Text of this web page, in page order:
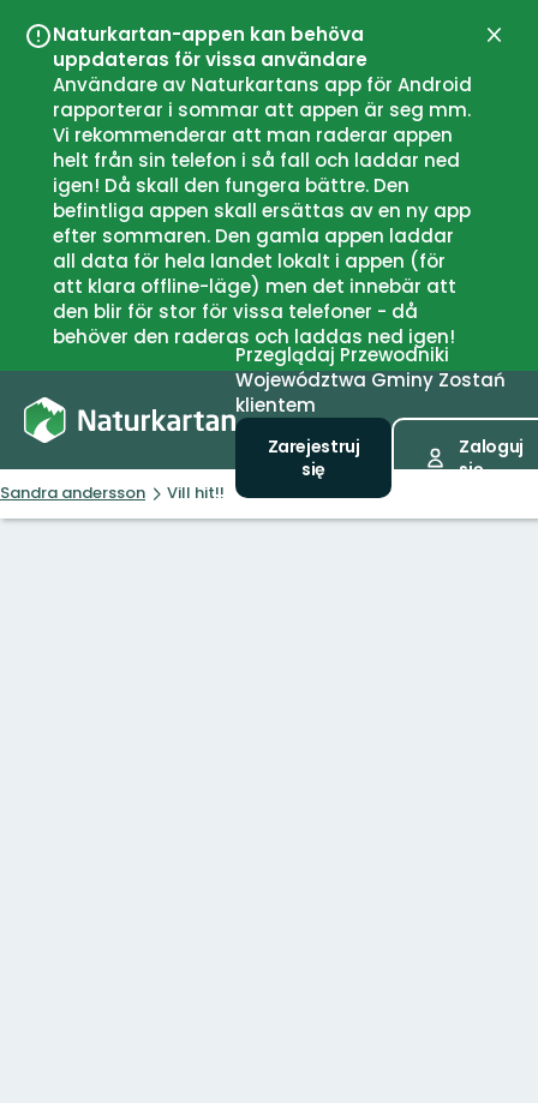
Naturkartan-appen kan behöva
uppdateras för vissa användare
Användare av Naturkartans app för Android
rapporterar i sommar att appen är seg mm.
Vi rekommenderar att man raderar appen
helt från sin telefon i så fall och laddar ned
igen! Då skall den fungera bättre. Den
befintliga appen skall ersättas av en ny app
efter sommaren. Den gamla appen laddar
all data för hela landet lokalt i appen (för
att klara offline-läge) men det innebär att
den blir för stor för vissa telefoner - då
behöver den raderas och laddas ned igen!
Przeglądaj Przewodniki
Województwa Gminy Zostań
klientem
Zarejestruj
się
Zaloguj
się
Sandra andersson Vill hit!!